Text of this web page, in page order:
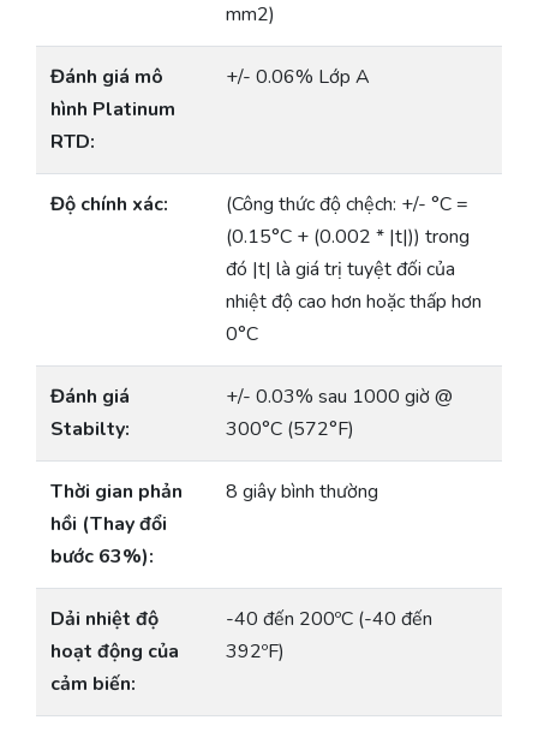
mm2)
Đánh giá mô
hình Platinum
RTD:
+/- 0.06% Lớp A
Độ chính xác:
(Công thức độ chệch: +/- °C =
(0.15°C + (0.002 * |t|)) trong
đó |t| là giá trị tuyệt đối của
nhiệt độ cao hơn hoặc thấp hơn
0°C
Đánh giá
Stabilty:
+/- 0.03% sau 1000 giờ @
300°C (572°F)
Thời gian phản
hồi (Thay đổi
bước 63%):
8 giây bình thường
Dải nhiệt độ
hoạt động của
cảm biến:
-40 đến 200ºC (-40 đến
392ºF)